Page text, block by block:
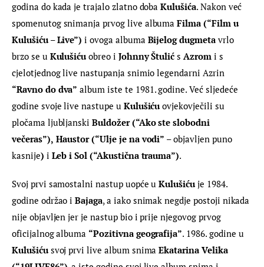
godina do kada je trajalo zlatno doba Kulušića. Nakon već
spomenutog snimanja prvog live albuma Filma (“Film u
Kulušiću – Live”) i ovoga albuma Bijelog dugmeta vrlo
brzo se u Kulušiću obreo i Johnny Štulić s Azrom i s
cjelotjednog live nastupanja snimio legendarni Azrin
“Ravno do dva” album iste te 1981. godine. Već sljedeće
godine svoje live nastupe u Kulušiću ovjekovječili su
pločama ljubljanski Buldožer (“Ako ste slobodni
večeras”), Haustor (“Ulje je na vodi” – objavljen puno
kasnije) i Leb i Sol (“Akustična trauma”).
Svoj prvi samostalni nastup uopće u Kulušiću je 1984.
godine održao i Bajaga, a iako snimak negdje postoji nikada
nije objavljen jer je nastup bio i prije njegovog prvog
oficijalnog albuma “Pozitivna geografija”. 1986. godine u
Kulušiću svoj prvi live album snima Ekatarina Velika